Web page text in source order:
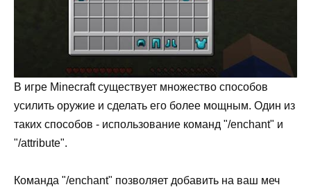
В игре Minecraft существует множество способов
усилить оружие и сделать его более мощным. Один из
таких способов - использование команд "/enchant" и
"/attribute".
Команда "/enchant" позволяет добавить на ваш меч